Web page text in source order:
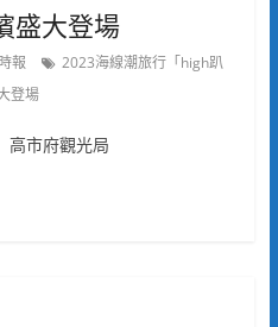
盛大登場
報
2023海線潮旅行「high趴
登場
高市府觀光局